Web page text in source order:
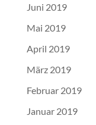
Juni 2019
Mai 2019
April 2019
März 2019
Februar 2019
Januar 2019